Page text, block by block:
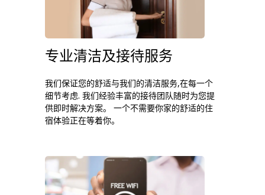
专业清洁及接待服务
我们保证您的舒适与我们的清洁服务,在每一个
细节考虑. 我们经验丰富的接待团队随时为您提
供即时解决方案。 一个不需要你家的舒适的住
宿体验正在等着你。